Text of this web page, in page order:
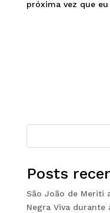
próxima vez que
Posts
São João de Meriti
Negra Viva durante